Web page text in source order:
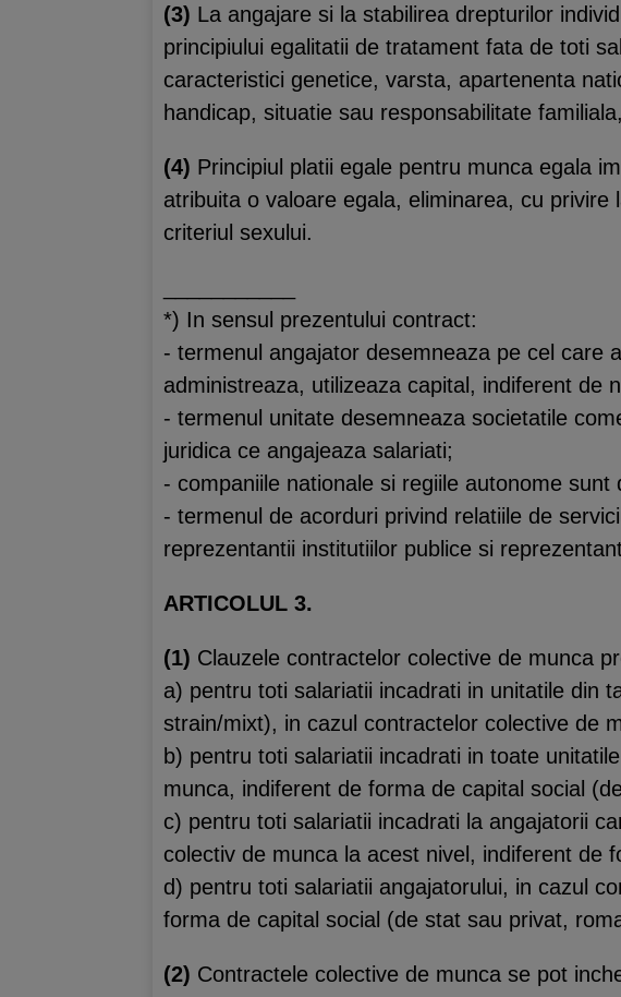
(3) La angajare si la stabilirea drepturilor
principiului egalitatii de tratament fata de toti
caracteristici genetice, varsta, apartenenta
handicap, situatie sau responsabilitate
(4) Principiul platii egale pentru munca egala
atribuita o valoare egala, eliminarea, cu
criteriul sexului.
*) In sensul prezentului contract:
- termenul angajator desemneaza pe cel care
administreaza, utilizeaza capital, indiferent de
- termenul unitate desemneaza societatile
juridica ce angajeaza salariati;
- companiile nationale si regiile autonome
- termenul de acorduri privind relatiile de
reprezentantii institutiilor publice si
ARTICOLUL 3.
(1) Clauzele contractelor colective de munca
a) pentru toti salariatii incadrati in unitatile din
strain/mixt), in cazul contractelor colective de
b) pentru toti salariatii incadrati in toate
munca, indiferent de forma de capital social
c) pentru toti salariatii incadrati la angajatorii
colectiv de munca la acest nivel, indiferent de
d) pentru toti salariatii angajatorului, in cazul
forma de capital social (de stat sau privat,
(2) Contractele colective de munca se pot